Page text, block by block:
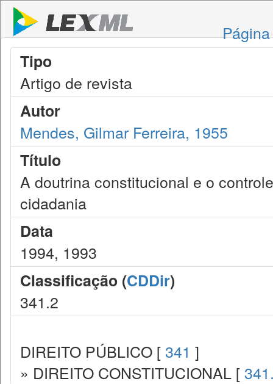
Tipo
Artigo de revista
Autor
Mendes, Gilmar Ferreira, 1955
Título
A doutrina constitucional e o
cidadania
Data
1994, 1993
Classificação (CDDir)
341.2
DIREITO PÚBLICO [ 341 ]
» DIREITO CONSTITUCIONAL [